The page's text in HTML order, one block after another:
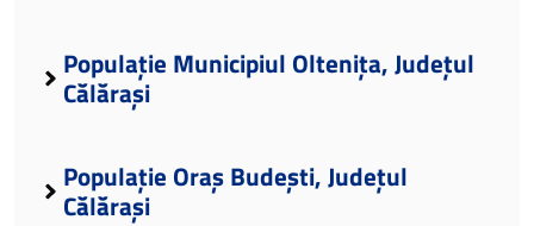
Populație Municipiul Oltenița, Județul
Călărași
Populație Oraș Budești, Județul
Călărași